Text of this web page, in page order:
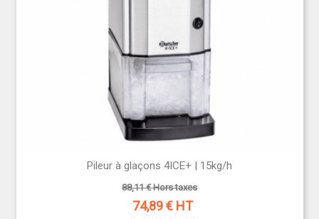
Pileur à glaçons 4ICE+ | 15kg/h
88,11 € Hors taxes
74,89€ HT